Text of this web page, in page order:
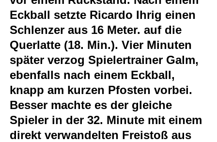
Eckball setzte Ricardo Ihrig einen
Schlenzer aus 16 Meter. auf die
Querlatte (18. Min.). Vier Minuten
später verzog Spielertrainer Galm,
ebenfalls nach einem Eckball,
knapp am kurzen Pfosten vorbei.
Besser machte es der gleiche
Spieler in der 32. Minute mit einem
direkt verwandelten Freistoß aus